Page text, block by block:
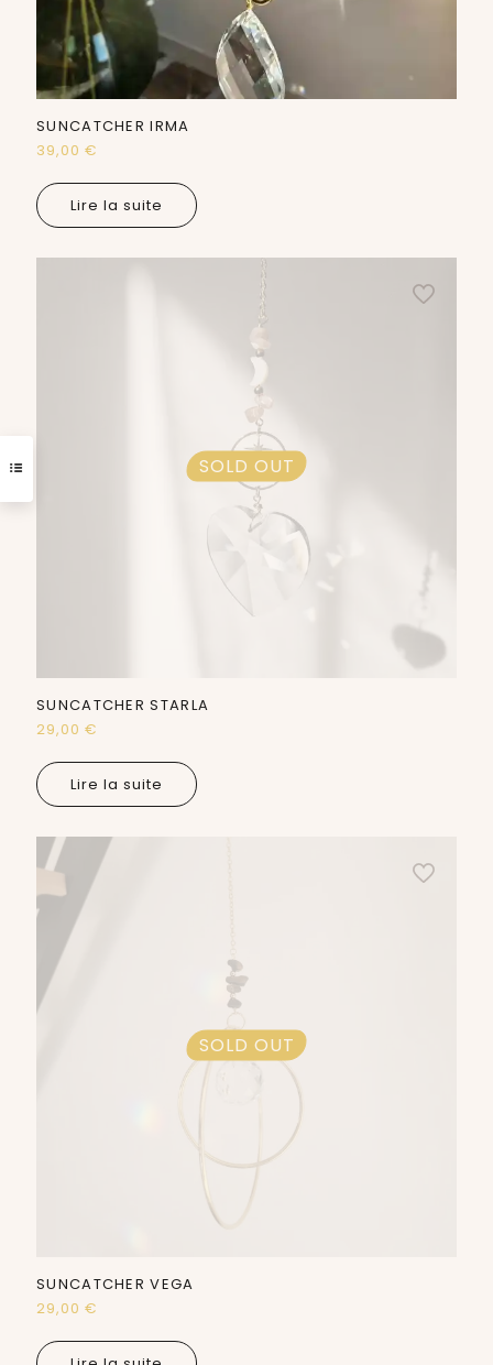
SUNCATCHER IRMA
39,00 €
Lire la suite
SOLD OUT
SUNCATCHER STARLA
29,00 €
Lire la suite
SOLD OUT
SUNCATCHER VEGA
29,00 €